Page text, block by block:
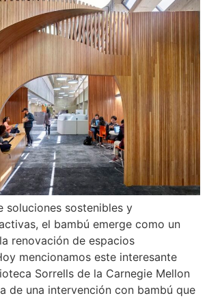
soluciones sostenibles y
el bambú emerge como un
renovación de espacios
mencionamos este interesante
Sorrells de la Carnegie Mellon
de una intervención con bambú que